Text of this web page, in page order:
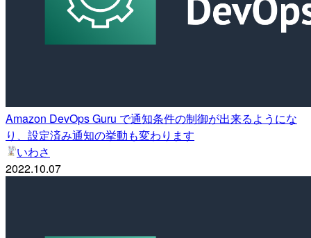
Amazon DevOps Guru で通知条件の制御が出来るようにな
り、設定済み通知の挙動も変わります
いわさ
2022.10.07